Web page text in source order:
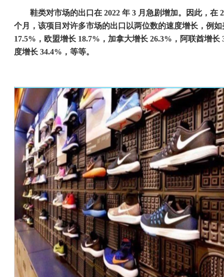
鞋类对市场的出口在 2022 年 3 月急剧增加。因此，在
个月，该项目对许多市场的出口以两位数的速度增长，例如
17.5% ，欧盟增长 18.7% ，加拿大增长 26.3% ，阿联酋增长
度增长 34.4% ，等等。